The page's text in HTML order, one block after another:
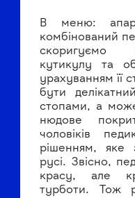
В меню:
комбінований
скоригуємо
кутикулу та
урахуванням її
бути
стопами, а
нюдове
чоловіків
рішенням, яке
русі. Звісно,
красу, але
турботи. Тож